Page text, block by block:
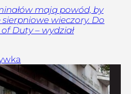
mają powód, by
wieczory. Do
Duty – wydział